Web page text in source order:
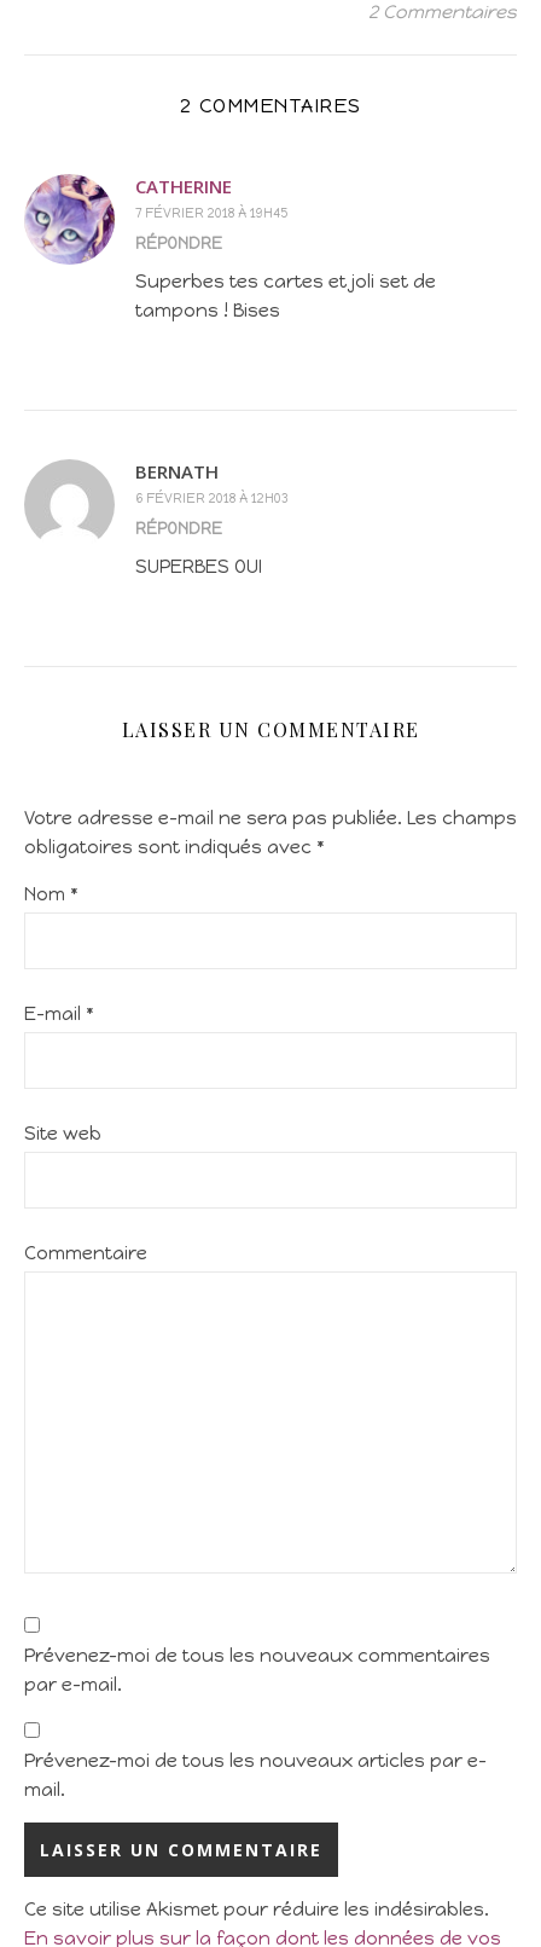
2 Commentaires
2 COMMENTAIRES
CATHERINE
7 FÉVRIER 2018 À 19H45
RÉPONDRE
Superbes tes cartes et joli set de
tampons ! Bises
BERNATH
6 FÉVRIER 2018 À 12H03
RÉPONDRE
SUPERBES OUI
LAISSER UN COMMENTAIRE
Votre adresse e-mail ne sera pas publiée. Les champs
obligatoires sont indiqués avec *
Nom *
E-mail *
Site web
Commentaire
Prévenez-moi de tous les nouveaux commentaires
par e-mail.
Prévenez-moi de tous les nouveaux articles par e-
mail.
Ce site utilise Akismet pour réduire les indésirables.
En savoir plus sur la façon dont les données de vos